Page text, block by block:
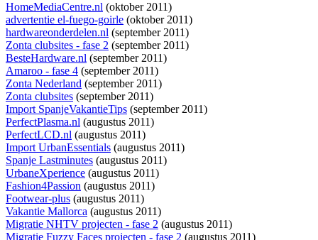
HomeMediaCentre.nl (oktober 2011)
advertentie el-fuego-goirle (oktober 2011)
hardwareonderdelen.nl (september 2011)
Zonta clubsites - fase 2 (september 2011)
BesteHardware.nl (september 2011)
Amaroo - fase 4 (september 2011)
Zonta Nederland (september 2011)
Zonta clubsites (september 2011)
Import SpanjeVakantieTips (september 2011)
PerfectPlasma.nl (augustus 2011)
PerfectLCD.nl (augustus 2011)
Import UrbanEssentials (augustus 2011)
Spanje Lastminutes (augustus 2011)
UrbaneXperience (augustus 2011)
Fashion4Passion (augustus 2011)
Footwear-plus (augustus 2011)
Vakantie Mallorca (augustus 2011)
Migratie NHTV projecten - fase 2 (augustus 2011)
Migratie Fuzzy Faces projecten - fase 2 (augustus 2011)